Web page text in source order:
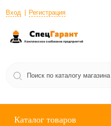
Вход Регистрация
Каталог товаров